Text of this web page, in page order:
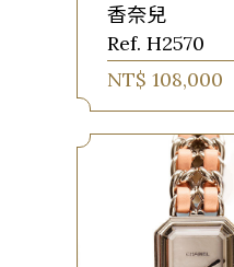
香奈兒
Ref. H2570
NT$ 108,000